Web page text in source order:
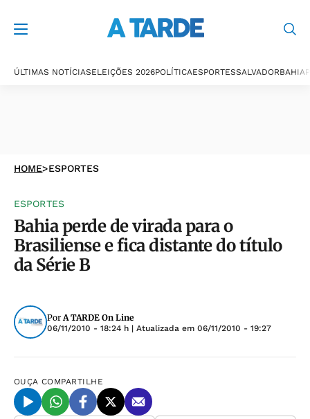
ÚLTIMAS NOTÍCIASELEIÇÕES 2026POLÍTICAESPORTESSALVADORBAHIA
HOME>ESPORTES
ESPORTES
Bahia perde de virada para o
Brasiliense e fica distante do título
da Série B
PorA TARDE On Line
06/11/2010 - 18:24 h | Atualizada em 06/11/2010 - 19:27
OUÇA COMPARTILHE